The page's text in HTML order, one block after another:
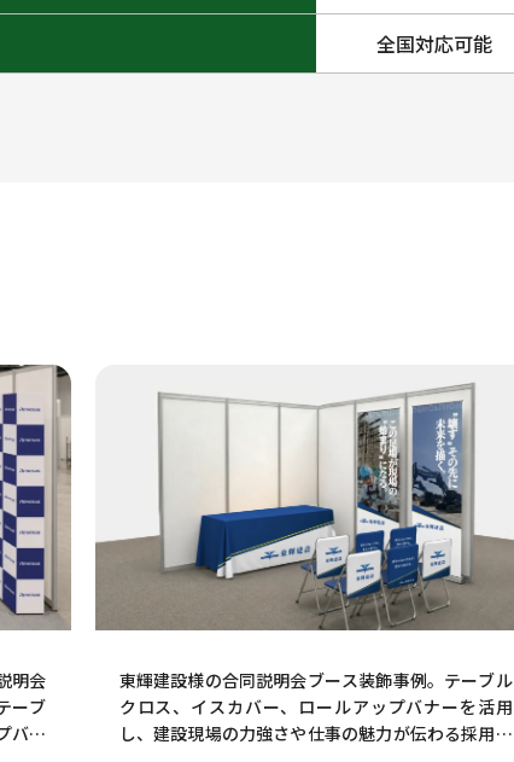
全国対応可能
明会
ーブ
バナ
東輝建設様の合同説明会ブース装飾事例。テーブル
クロス、イスカバー、ロールアップバナーを活用
し、建設現場の力強さや仕事の魅力が伝わる採用ブ